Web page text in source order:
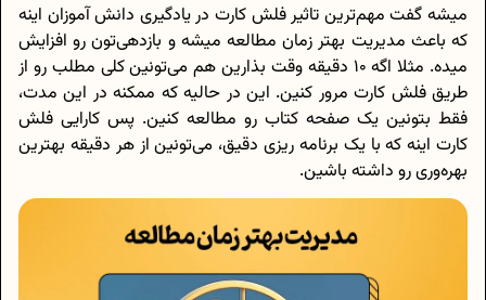
میشه گفت مهم‌ترین تاثیر فلش کارت در یادگیری دانش آموزان اینه
که باعث مدیریت بهتر زمان مطالعه میشه و بازدهی‌تون رو افزایش
میده. مثلا اگه 10 دقیقه وقت بذارین هم می‌تونین کلی مطلب رو از
طریق فلش کارت مرور کنین. این در حالیه که ممکنه در این مدت،
فقط بتونین یک صفحه کتاب رو مطالعه کنین. پس کارایی فلش
کارت اینه که با یک برنامه‌ ریزی دقیق، می‌تونین از هر دقیقه بهترین
بهره‌وری رو داشته باشین.